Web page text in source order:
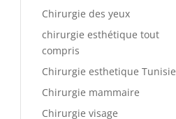
Chirurgie des yeux
chirurgie esthétique tout
compris
Chirurgie esthetique Tunisie
Chirurgie mammaire
Chirurgie visage